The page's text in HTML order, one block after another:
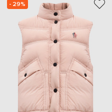
- 29%